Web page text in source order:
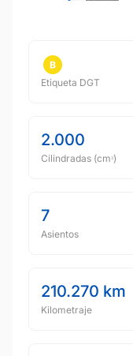
Etiqueta DGT
2.000
Cilindradas (cmᵌ)
7
Asientos
210.270 km
Kilometraje